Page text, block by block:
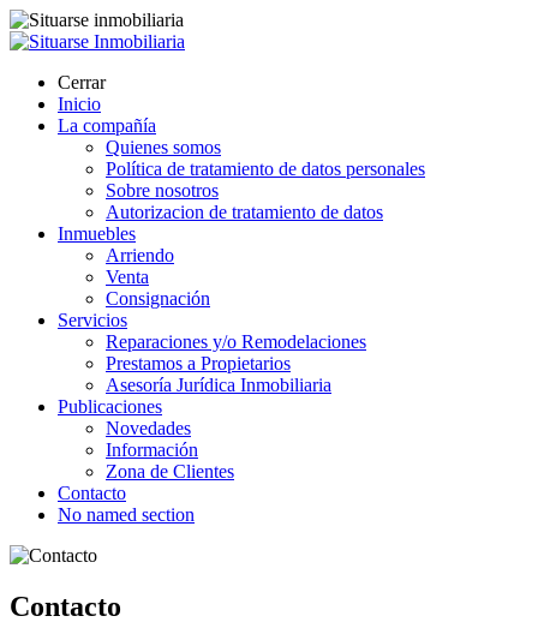
Cerrar
Inicio
La compañía
Quienes somos
Política de tratamiento de datos personales
Sobre nosotros
Autorizacion de tratamiento de datos
Inmuebles
Arriendo
Venta
Consignación
Servicios
Reparaciones y/o Remodelaciones
Prestamos a Propietarios
Asesoría Jurídica Inmobiliaria
Publicaciones
Novedades
Información
Zona de Clientes
Contacto
No named section
Contacto